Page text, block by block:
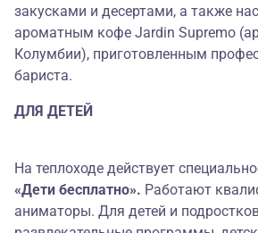
закусками и десертами, а также
ароматным кофе Jardin Supremo
Колумбии), приготовленным
бариста.
ДЛЯ ДЕТЕЙ
На теплоходе действует
«Дети бесплатно». Работают
аниматоры. Для детей и